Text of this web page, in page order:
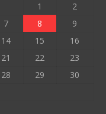
1
2
7 8
9
14 15
16
21 22
23
28 29
30